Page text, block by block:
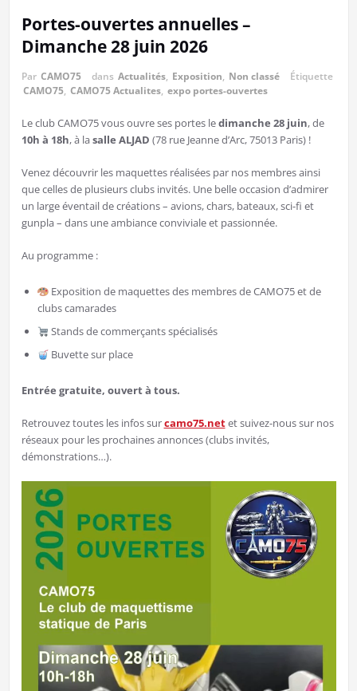
Portes-ouvertes annuelles –
Dimanche 28 juin 2026
Par CAMO75 dans Actualités, Exposition, Non classé
Étiquette
CAMO75, CAMO75 Actualites, expo portes-ouvertes
Le club CAMO75 vous ouvre ses portes ledimanche 28 juin, de
10h à 18h, à lasalle ALJAD (78 rue Jeanne d’Arc, 75013 Paris) !
Venez découvrir les maquettes réalisées par nos membres ainsi
que celles de plusieurs clubs invités. Une belle occasion d’admirer
un large éventail de créations – avions, chars, bateaux, sci-fi et
gunpla – dans une ambiance conviviale et passionnée.
Au programme :
Exposition de maquettes des membres de CAMO75 et de
clubs camarades
Stands de commerçants spécialisés
Buvette sur place
Entrée gratuite, ouvert à tous.
Retrouvez toutes les infos surcamo75.netet suivez-nous sur nos
réseaux pour les prochaines annonces (clubs invités,
démonstrations…).